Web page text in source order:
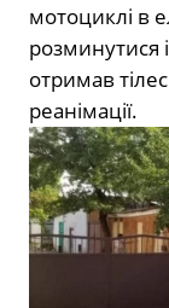
мотоциклі в
розминутися
отримав
реанімації.